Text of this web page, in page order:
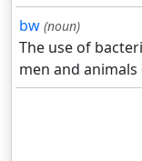
bw (noun)
The use of
men and